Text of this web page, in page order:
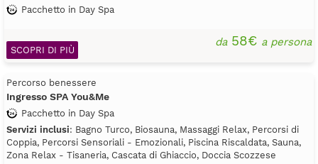
Pacchetto in Day Spa
da58€ a persona
SCOPRI DI PIÙ
Percorso benessere
Ingresso SPA You&Me
Pacchetto in Day Spa
Servizi inclusi: Bagno Turco, Biosauna, Massaggi Relax, Percorsi di
Coppia, Percorsi Sensoriali - Emozionali, Piscina Riscaldata, Sauna,
Zona Relax - Tisaneria, Cascata di Ghiaccio, Doccia Scozzese